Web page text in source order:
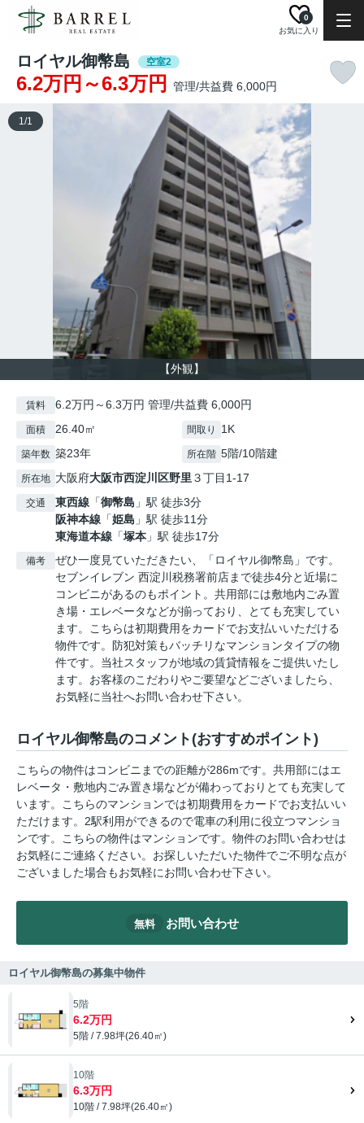
お気に入り
0
ロイヤル御幣島 空室2
6.2万円～6.3万円 管理/共益費 6,000円
【外観】
1/1
賃料 6.2万円～6.3万円 管理/共益費 6,000円
面積 26.40㎡ 間取り 1K
築年数 築23年 所在階 5階/10階建
所在地 大阪府大阪市西淀川区野里３丁目1-17
交通 東西線 「御幣島 」駅 徒歩3分
阪神本線 「姫島 」駅 徒歩11分
東海道本線 「塚本 」駅 徒歩17分
備考
ぜひ一度見ていただきたい、「ロイヤル御幣島」です。
セブンイレブン 西淀川税務署前店まで徒歩4分と近場に
コンビニがあるのもポイント。共用部には敷地内ごみ置
き場・エレベータなどが揃っており、とても充実してい
ます。こちらは初期費用をカードでお支払いいただける
物件です。防犯対策もバッチリなマンションタイプの物
件です。当社スタッフが地域の賃貸情報をご提供いたし
ます。お客様のこだわりやご要望などございましたら、
お気軽に当社へお問い合わせ下さい。
ロイヤル御幣島のコメント(おすすめポイント)
こちらの物件はコンビニまでの距離が286mです。共用部にはエ
レベータ・敷地内ごみ置き場などが備わっておりとても充実して
います。こちらのマンションでは初期費用をカードでお支払いい
ただけます。2駅利用ができるので電車の利用に役立つマンショ
ンです。こちらの物件はマンションです。物件のお問い合わせは
お気軽にご連絡ください。お探しいただいた物件でご不明な点が
ございました場合もお気軽にお問い合わせ下さい。
無料 お問い合わせ
ロイヤル御幣島の募集中物件
5階
6.2万円
5階 / 7.98坪(26.40㎡)
10階
6.3万円
10階 / 7.98坪(26.40㎡)